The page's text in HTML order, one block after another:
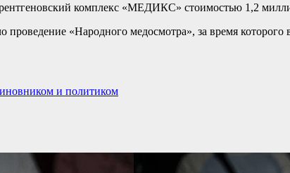
комплекс «МЕДИКС» стоимостью 1,2
«Народного медосмотра», за время которого
и политиком